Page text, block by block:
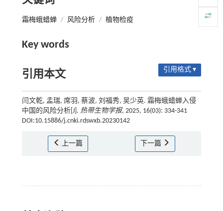
霜梅蛾蜡蝉 / 风险分析 / 植物检疫
Key words
引用本文 引用格式 ▾
闫文乾, 孟瑞, 席羽, 蔡波, 刘福秀, 吴少英. 霜梅蛾蜡蝉入侵
中国的风险分析[J]. 热带生物学报, 2025, 16(03): 334-341
DOI:10.15886/j.cnki.rdswxb.20230142
上一篇 下一篇